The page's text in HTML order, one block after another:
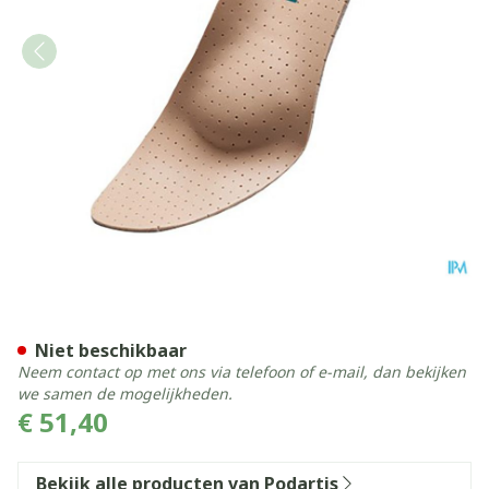
€ 51,40
Niet beschikbaar
Neem contact op met ons via telefoon of e-mail, dan bekijken
we samen de mogelijkheden.
Bekijk alle producten van Podartis